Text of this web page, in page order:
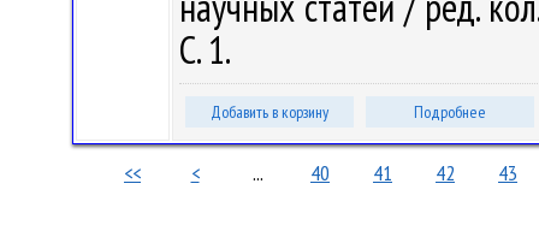
С. 1.
Добавить в корзину Подробнее
<< < ... 40 41 42 43